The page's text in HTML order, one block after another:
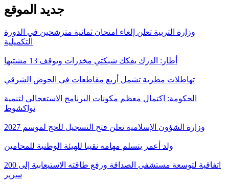
جديد الموقع
وزارة التربية تعلن إلغاء امتحان ثمانية مترشحين في الدورة
التكميلية
أطار: الدرك يفكك شبكتي مخدرات ويوقف 13 مشتبها
تهاطلات مطرية تشمل أربع مقاطعات في الحوض الشرقي
الحكومة: اكتمال معظم مكونات البرنامج الاستعجالي لتنمية
نواكشوط
وزارة الشؤون الإسلامية تعلن فتح التسجيل للحج لموسم 2027
ولد أعمر يتسلم مهامه نقيبا للهيئة الوطنية للمحامين
اتفاقية لتوسعة مستشفى الصداقة ورفع طاقته الاستيعابية إلى 200
سرير